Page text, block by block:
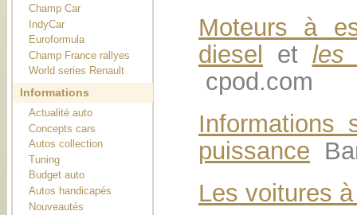
Champ Car
IndyCar
Euroformula
Champ France rallyes
World series Renault
Informations
Actualité auto
Concepts cars
Autos collection
Tuning
Budget auto
Autos handicapés
Nouveautés
Moteurs à
diesel et les
cpod.com
puissance
Les voitures